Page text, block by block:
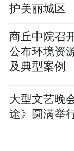
护美丽城区
商丘中院召
公布环境资
及典型案例
大型文艺晚
途》圆满举